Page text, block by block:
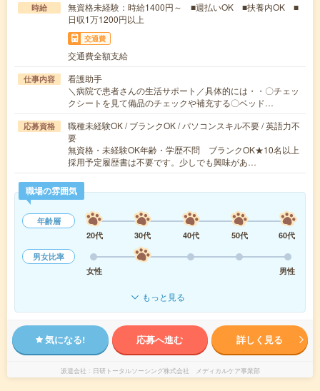
時給
無資格未経験：時給1400円～ ■週払いOK ■扶養内OK ■
日収1万1200円以上
交通費
交通費全額支給
仕事内容
看護助手
＼病院で患者さんの生活サポート／具体的には・・〇チェッ
クシートを見て備品のチェックや補充する〇ベッド…
応募資格
職種未経験OK / ブランクOK / パソコンスキル不要 / 英語力不
要
無資格・未経験OK年齢・学歴不問 ブランクOK★10名以上
採用予定履歴書は不要です。少しでも興味があ…
職場の雰囲気
年齢層
20代
30代 40代 50代
60代
男女比率
女性
男性
もっと見る
気になる! 応募へ進む 詳しく見る
派遣会社 日研トータルソーシング株式会社 メディカルケア事業部